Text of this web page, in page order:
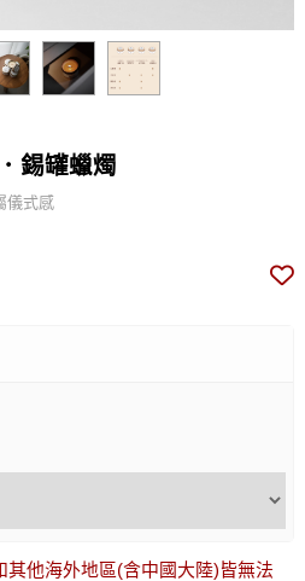
錫罐蠟燭
儀式感
他海外地區(含中國大陸)皆無法